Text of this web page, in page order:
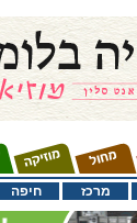
חיפה מרכז